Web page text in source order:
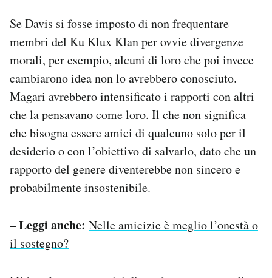
Se Davis si fosse imposto di non frequentare
membri del Ku Klux Klan per ovvie divergenze
morali, per esempio, alcuni di loro che poi invece
cambiarono idea non lo avrebbero conosciuto.
Magari avrebbero intensificato i rapporti con altri
che la pensavano come loro. Il che non significa
che bisogna essere amici di qualcuno solo per il
desiderio o con l’obiettivo di salvarlo, dato che un
rapporto del genere diventerebbe non sincero e
probabilmente insostenibile.
– Leggi anche: Nelle amicizie è meglio l’onestà o
il sostegno?